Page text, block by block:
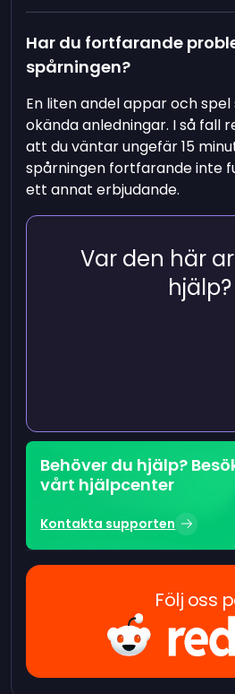
Har du fortfarande
spårningen?
En liten andel appar och
okända anledningar. I så fall
att du väntar ungefär 15
spårningen fortfarande inte
ett annat erbjudande.
Var den här
hjälp?
Behöver du hjälp?
vårt hjälpcenter
Kontakta supporten
Följ oss